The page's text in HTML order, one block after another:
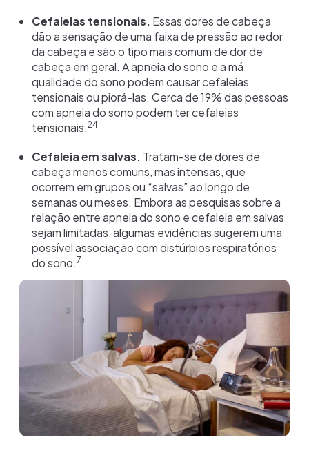
Cefaleias tensionais. Essas dores de cabeça
dão a sensação de uma faixa de pressão ao redor
da cabeça e são o tipo mais comum de dor de
cabeça em geral. A apneia do sono e a má
qualidade do sono podem causar cefaleias
tensionais ou piorá-las. Cerca de 19% das pessoas
com apneia do sono podem ter cefaleias
tensionais.24
Cefaleia em salvas. Tratam-se de dores de
cabeça menos comuns, mas intensas, que
ocorrem em grupos ou “salvas” ao longo de
semanas ou meses. Embora as pesquisas sobre a
relação entre apneia do sono e cefaleia em salvas
sejam limitadas, algumas evidências sugerem uma
possível associação com distúrbios respiratórios
do sono.7